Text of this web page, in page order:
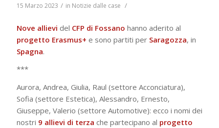
15 Marzo 2023 / in Notizie dalle case /
Nove allievi del CFP di Fossano hanno aderito al
progetto Erasmus+ e sono partiti per Saragozza, in
Spagna.
***
Aurora, Andrea, Giulia, Raul (settore Acconciatura),
Sofia (settore Estetica), Alessandro, Ernesto,
Giuseppe, Valerio (settore Automotive): ecco i nomi dei
nostri 9 allievi di terza che partecipano al progetto